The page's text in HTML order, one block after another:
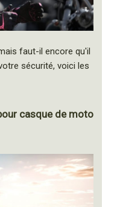
faut-il encore qu'il
sécurité, voici les
casque de moto